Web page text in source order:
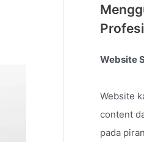
Website
Website
content
pada